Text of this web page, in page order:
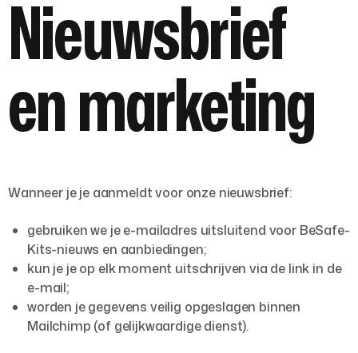
Nieuwsbrief
en marketing
Wanneer je je aanmeldt voor onze nieuwsbrief:
gebruiken we je e-mailadres uitsluitend voor BeSafe-
Kits-nieuws en aanbiedingen;
kun je je op elk moment uitschrijven via de link in de
e-mail;
worden je gegevens veilig opgeslagen binnen
Mailchimp (of gelijkwaardige dienst).